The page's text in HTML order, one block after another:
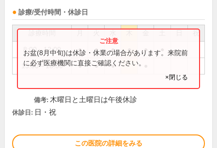
診療/受付時間・休診日
祝
8:00～12:00 ● ● ● ● ●
15:00～18:00 ● ● ●
お盆(8月中旬)は休診・休業の場合があります。来院前
に必ず医療機関に直接ご確認ください。
×閉じる
備考: 木曜日と土曜日は午後休診
休診日: 日・祝
この医院の詳細をみる